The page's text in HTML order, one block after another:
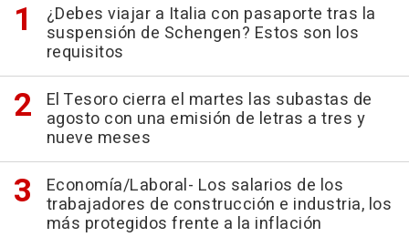
¿Debes viajar a Italia con pasaporte tras la
suspensión de Schengen? Estos son los
requisitos
El Tesoro cierra el martes las subastas de
agosto con una emisión de letras a tres y
nueve meses
Economía/Laboral- Los salarios de los
trabajadores de construcción e industria, los
más protegidos frente a la inflación